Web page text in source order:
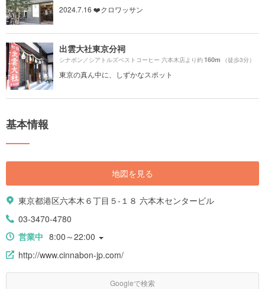
2024.7.16 ❤️クロワッサン
出雲大社東京分祠
シナボン／シアトルズベストコーヒー 六本木店より約160m （徒歩3分）
東京の真ん中に、しずかなスポット
基本情報
地図を見る
東京都港区六本木６丁目５-１８ 六本木センタービル
03-3470-4780
営業中 8:00～22:00
http://www.cinnabon-jp.com/
Googleで検索